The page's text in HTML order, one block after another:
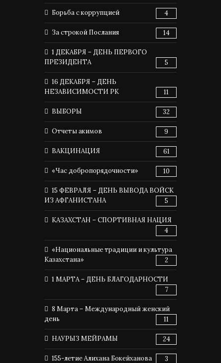
Борьба с коррупцией 4
За строкой Послания 14
1 ДЕКАБРЯ – ДЕНЬ ПЕРВОГО
ПРЕЗИДЕНТА
5
16 ДЕКАБРЯ – ДЕНЬ
НЕЗАВИСИМОСТИ РК
11
ВЫБОРЫ 32
Отчеты акимов 9
ВАКЦИНАЦИЯ 61
«Час добропорядочности» 10
15 ФЕВРАЛЯ – ДЕНЬ ВЫВОДА ВОЙСК
ИЗ АФГАНИСТАНА
5
КАЗАХСТАН – СПОРТИВНАЯ НАЦИЯ
4
«Национальные традиции и культура
Казахстана»
2
1 МАРТА – ДЕНЬ БЛАГОДАРНОСТИ
7
8 Марта – Международный женский
день
11
НАУРЫЗ МЕЙРАМЫ 24
155-летие Алихана Бокейханова 3